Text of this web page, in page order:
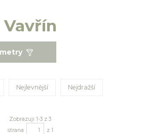
Vavřín
Nejlevnější Nejdražší
Zobrazuji 1-3 z 3
strana
z 1